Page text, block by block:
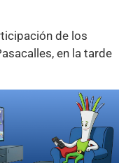
de los
en la tarde